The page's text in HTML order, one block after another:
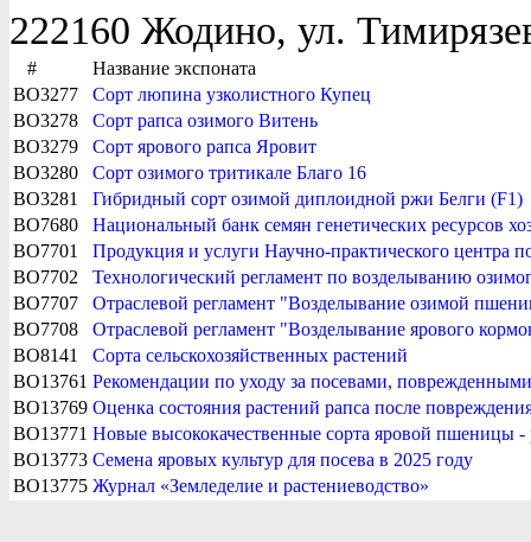
222160 Жодино, ул.
#
Название экспоната
BO3277
Сорт люпина узколистного Купец
BO3278
Cорт рапса озимого Витень
BO3279
Сорт ярового рапса Яровит
BO3280
Сорт озимого тритикале Благо 16
BO3281
Гибридный сорт озимой диплоидной ржи Белги (F1)
BO7680
Национальный банк семян генетических ресурсов
BO7701
Продукция и услуги Научно-практического центра
BO7702
Технологический регламент по возделыванию
BO7707
Отраслевой регламент "Возделывание озимой
BO7708
Отраслевой регламент "Возделывание ярового
BO8141
Сорта сельскохозяйственных растений
BO13761 Рекомендации по уходу за посевами,
BO13769 Оценка состояния растений рапса после
BO13771 Новые высококачественные сорта яровой пшеницы
BO13773 Семена яровых культур для посева в 2025 году
BO13775 Журнал «Земледелие и растениеводство»